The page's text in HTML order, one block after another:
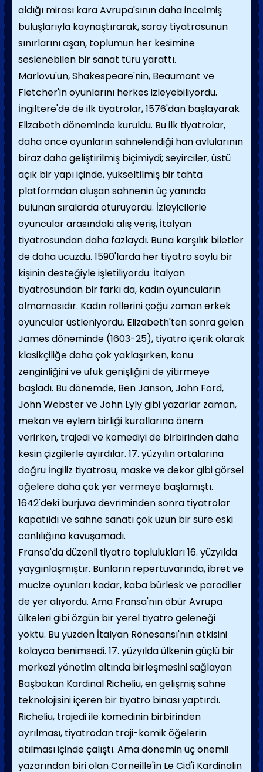
aldığı mirası kara Avrupa'sının daha incelmiş
buluşlarıyla kaynaştırarak, saray tiyatrosunun
sınırlarını aşan, toplumun her kesimine
seslenebilen bir sanat türü yarattı.
Marlovu'un, Shakespeare'nin, Beaumant ve
Fletcher'in oyunlarını herkes izleyebiliyordu.
İngiltere'de de ilk tiyatrolar, 1576'dan başlayarak
Elizabeth döneminde kuruldu. Bu ilk tiyatrolar,
daha önce oyunların sahnelendiği han avlularının
biraz daha geliştirilmiş biçimiydi; seyirciler, üstü
açık bir yapı içinde, yükseltilmiş bir tahta
platformdan oluşan sahnenin üç yanında
bulunan sıralarda oturuyordu. İzleyicilerle
oyuncular arasındaki alış veriş, İtalyan
tiyatrosundan daha fazlaydı. Buna karşılık biletler
de daha ucuzdu. 1590'larda her tiyatro soylu bir
kişinin desteğiyle işletiliyordu. İtalyan
tiyatrosundan bir farkı da, kadın oyuncuların
olmamasıdır. Kadın rollerini çoğu zaman erkek
oyuncular üstleniyordu. Elizabeth'ten sonra gelen
James döneminde (1603-25), tiyatro içerik olarak
klasikçiliğe daha çok yaklaşırken, konu
zenginliğini ve ufuk genişliğini de yitirmeye
başladı. Bu dönemde, Ben Janson, John Ford,
John Webster ve John Lyly gibi yazarlar zaman,
mekan ve eylem birliği kurallarına önem
verirken, trajedi ve komediyi de birbirinden daha
kesin çizgilerle ayırdılar. 17. yüzyılın ortalarına
doğru İngiliz tiyatrosu, maske ve dekor gibi görsel
öğelere daha çok yer vermeye başlamıştı.
1642'deki burjuva devriminden sonra tiyatrolar
kapatıldı ve sahne sanatı çok uzun bir süre eski
canlılığına kavuşamadı.
Fransa'da düzenli tiyatro toplulukları 16. yüzyılda
yaygınlaşmıştır. Bunların repertuvarında, ibret ve
mucize oyunları kadar, kaba bürlesk ve parodiler
de yer alıyordu. Ama Fransa'nın öbür Avrupa
ülkeleri gibi özgün bir yerel tiyatro geleneği
yoktu. Bu yüzden İtalyan Rönesansı'nın etkisini
kolayca benimsedi. 17. yüzyılda ülkenin güçlü bir
merkezi yönetim altında birleşmesini sağlayan
Başbakan Kardinal Richeliu, en gelişmiş sahne
teknolojisini içeren bir tiyatro binası yaptırdı.
Richeliu, trajedi ile komedinin birbirinden
ayrılması, tiyatrodan traji-komik öğelerin
atılması içinde çalıştı. Ama dönemin üç önemli
yazarından biri olan Corneille'in Le Cid'i Kardinalin